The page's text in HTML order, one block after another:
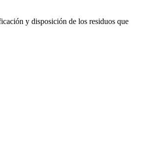
y disposición de los residuos que